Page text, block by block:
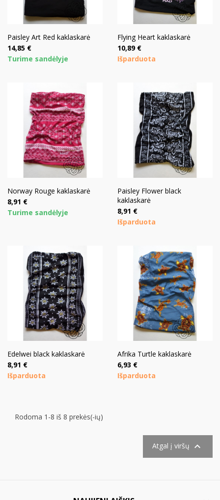
Paisley Art Red kaklaskarė
Kaina
14,85 €
Turime sandėlyje
Flying Heart kaklaskarė
Kaina
10,89 €
Išparduota
Norway Rouge kaklaskarė
Kaina
8,91 €
Turime sandėlyje
Paisley Flower black
kaklaskarė
Kaina
8,91 €
Išparduota
Edelwei black kaklaskarė
Kaina
8,91 €
Išparduota
Afrika Turtle kaklaskarė
Kaina
6,93 €
Išparduota
Rodoma 1-8 iš 8 prekės(-ių)
Atgal į viršų 